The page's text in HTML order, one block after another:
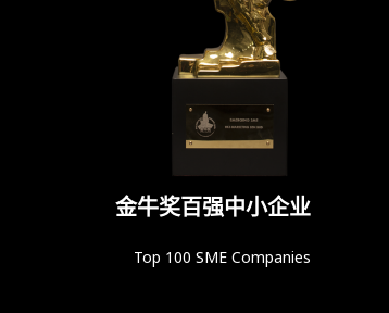
金牛奖百强中小企业
Top 100 SME Companies